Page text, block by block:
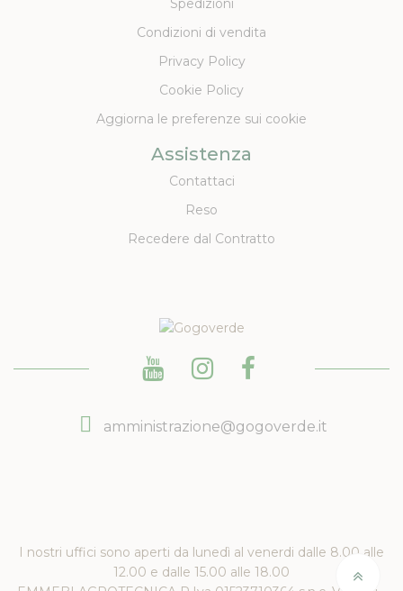
Spedizioni
Condizioni di vendita
Privacy Policy
Cookie Policy
Aggiorna le preferenze sui cookie
Assistenza
Contattaci
Reso
Recedere dal Contratto
amministrazione@gogoverde.it
I nostri uffici sono aperti da lunedì al venerdi dalle 8.00 alle
12.00 e dalle 15.00 alle 18.00